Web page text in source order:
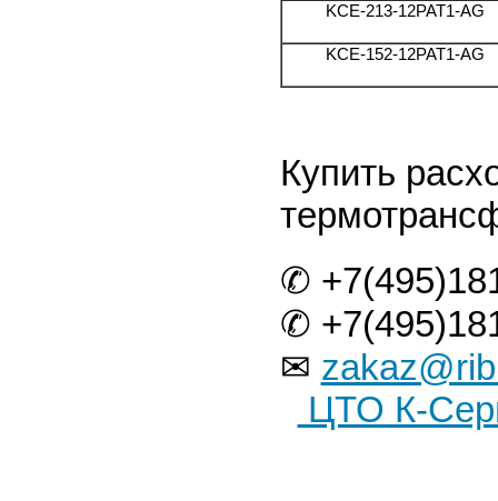
KCE-213-12PAT1-AG
KCE-152-12PAT1-AG
Купить
✆
✆
✉
ЦТО К-